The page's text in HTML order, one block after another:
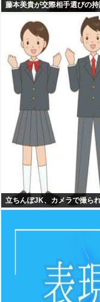
藤本美貴が交際相手選びの
立ちんぼJK、カメラで撮ら